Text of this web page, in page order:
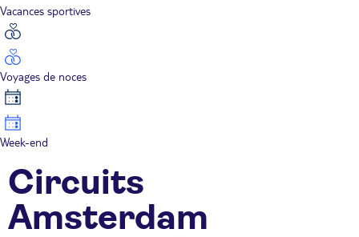
Vacances sportives
Voyages de noces
Week-end
Circuits
Amsterdam